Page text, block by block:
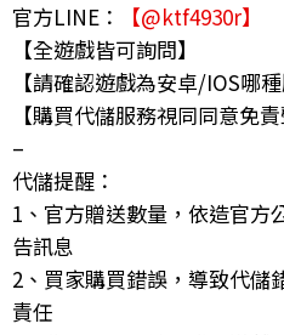
官方LINE：
【@ktf4930r】
【全遊戲皆可詢問】
【請確認遊戲為安卓/IOS哪種
【購買代儲服務視同同意免責
–
代儲提醒：
1、官方贈送數量，依造官方
告訊息
2、買家購買錯誤，導致代
責任